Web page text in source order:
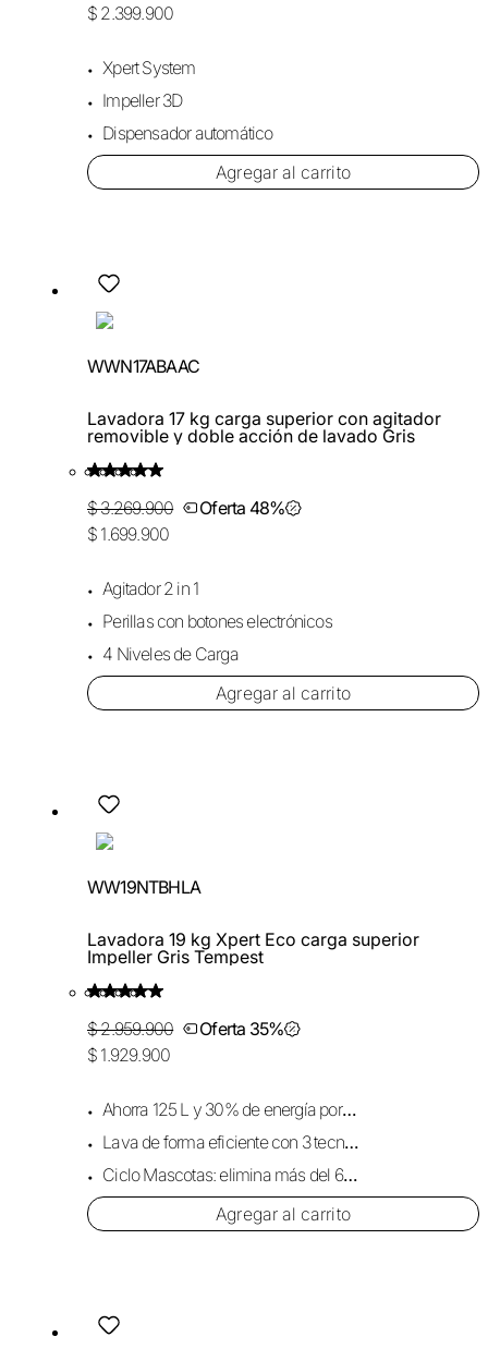
$ 2.399.900
Xpert System
Impeller 3D
Dispensador automático
Agregar al carrito
WWN17ABAAC
Lavadora 17 kg carga superior con agitador
removible y doble acción de lavado Gris
$ 3.269.900
Oferta 48%
$ 1.699.900
Agitador 2 in 1
Perillas con botones electrónicos
4 Niveles de Carga
Agregar al carrito
WW19NTBHLA
Lavadora 19 kg Xpert Eco carga superior
Impeller Gris Tempest
$ 2.959.900
Oferta 35%
$ 1.929.900
Ahorra 125 L y 30% de energía por carga.
Lava de forma eficiente con 3 tecnologías.
Ciclo Mascotas: elimina más del 68% de pelo.
Agregar al carrito